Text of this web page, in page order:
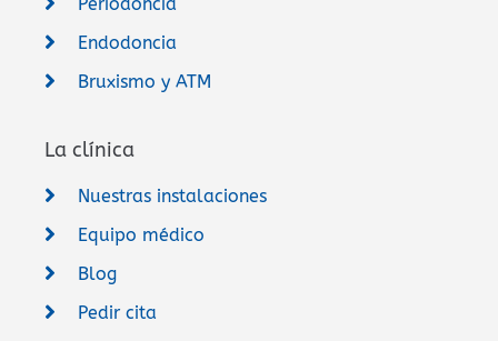
Endodoncia
Bruxismo y ATM
La clínica
Nuestras instalaciones
Equipo médico
Blog
Pedir cita